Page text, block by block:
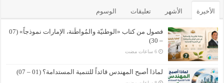
الأخيرة الأشهر تعليقات الوسوم
فصول من كتاب «الوطنيّة والمُواطَنة، الإمارات نموذجاً» (07
– 30)
لماذا أصبح المهندس قائداً للتنمية المستدامة؟ (01 – 07)